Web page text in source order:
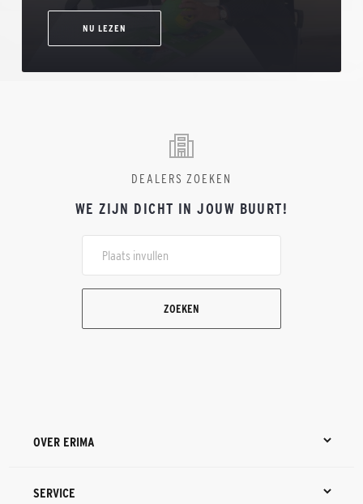
NU LEZEN
DEALERS ZOEKEN
WE ZIJN DICHT IN JOUW BUURT!
ZOEKEN
OVER ERIMA
SERVICE